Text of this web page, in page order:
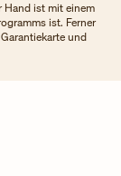
Hand ist mit einem
ist. Ferner
und